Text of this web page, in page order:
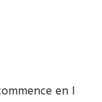
en I